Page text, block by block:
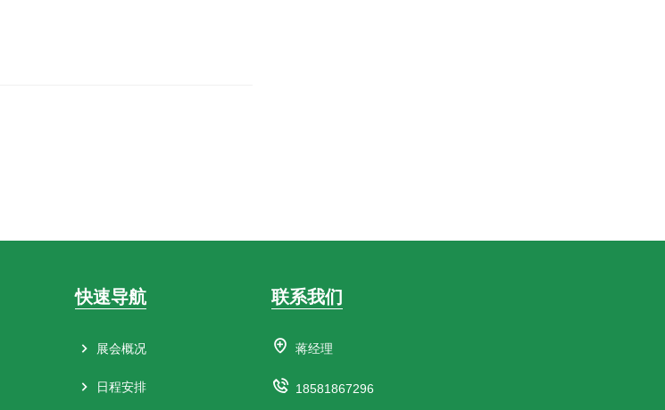
快速导航
展会概况
日程安排
联系我们
蒋经理
18581867296